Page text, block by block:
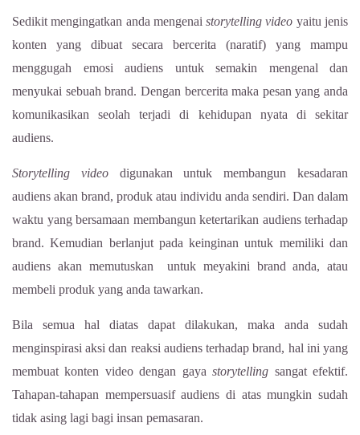
Sedikit mengingatkan anda mengenaistorytelling video yaitu jenis
konten yang dibuat secara bercerita (naratif) yang mampu
menggugah emosi audiens untuk semakin mengenal dan
menyukai sebuah brand. Dengan bercerita maka pesan yang anda
komunikasikan seolah terjadi di kehidupan nyata di sekitar
audiens.
Storytelling videodigunakan untuk membangun kesadaran
audiens akan brand, produk atau individu anda sendiri. Dan dalam
waktu yang bersamaan membangun ketertarikan audiens terhadap
brand. Kemudian berlanjut pada keinginan untuk memiliki dan
audiens akan memutuskan untuk meyakini brand anda, atau
membeli produk yang anda tawarkan.
Bila semua hal diatas dapat dilakukan, maka anda sudah
menginspirasi aksi dan reaksi audiens terhadap brand, hal ini yang
membuat konten video dengan gayastorytelling sangat efektif.
Tahapan-tahapan mempersuasif audiens di atas mungkin sudah
tidak asing lagi bagi insan pemasaran.